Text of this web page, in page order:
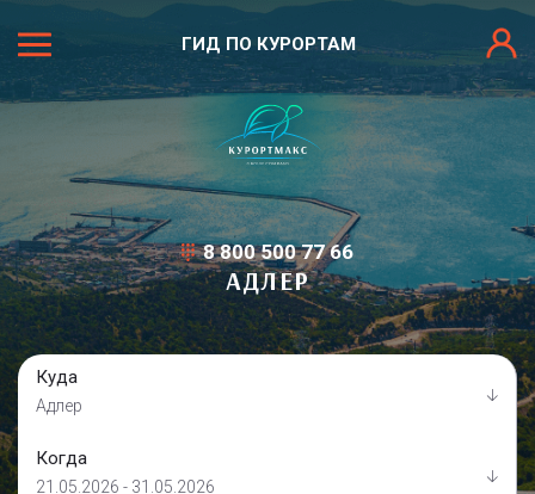
ГИД ПО КУРОРТАМ
8 800 500 77 66
АДЛЕР
Куда
Адлер
Когда
21.05.2026 - 31.05.2026